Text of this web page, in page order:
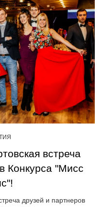
встреча
Конкурса "Мисс
друзей и партнеров